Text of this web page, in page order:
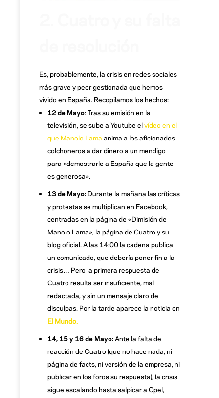
Es, probablemente, la crisis en redes sociales
más grave y peor gestionada que hemos
vivido en España. Recopilamos los hechos:
12 de Mayo: Tras su emisión en la
televisión, se sube a Youtube elvídeo en el
que Manolo Lama anima a los aficionados
colchoneros a dar dinero a un mendigo
para «demostrarle a España que la gente
es generosa».
13 de Mayo:Durante la mañana las críticas
y protestas se multiplican en Facebook,
centradas en la página de «Dimisión de
Manolo Lama», la página de Cuatro y su
blog oficial. A las 14:00 la cadena publica
un comunicado, que debería poner fin a la
crisis… Pero la primera respuesta de
Cuatro resulta ser insuficiente, mal
redactada, y sin un mensaje claro de
disculpas. Por la tarde aparece la noticia en
El Mundo.
14, 15 y 16 de Mayo:Ante la falta de
reacción de Cuatro (que no hace nada, ni
página de facts, ni versión de la empresa, ni
publicar en los foros su respuesta), la crisis
sigue escalando hasta salpicar a Opel,